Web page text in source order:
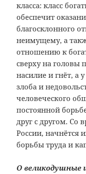
класса: класс
обеспечит
благосклонного
неимущему, а
отношению к
сверху на головы
насилие и гнёт, а
злоба и
человеческого
постоянной
друг с другом. Со
России, начнётся
борьбы труда и
О великодушные